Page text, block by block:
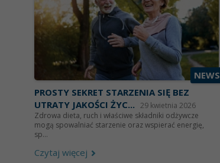
NEWS
PROSTY SEKRET STARZENIA SIĘ BEZ
UTRATY JAKOŚCI ŻYC... 29 kwietnia 2026
Zdrowa dieta, ruch i właściwe składniki odżywcze
mogą spowalniać starzenie oraz wspierać energię,
sp...
Czytaj więcej